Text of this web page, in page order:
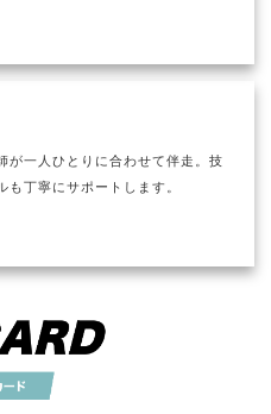
が一人ひとりに合わせて伴走。技
も丁寧にサポートします。